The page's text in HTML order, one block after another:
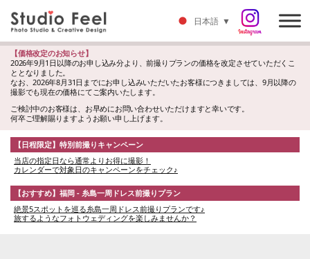
【価格改定のお知らせ】
2026年9月1日以降のお申し込み分より、前撮りプランの価格を改定させていただくこ
ととなりました。
なお、2026年8月31日までにお申し込みいただいたお客様につきましては、9月以降の
撮影でも現在の価格にてご案内いたします。
ご検討中のお客様は、お早めにお問い合わせいただけますと幸いです。
何卒ご理解賜りますようお願い申し上げます。
【日程限定】特別前撮りキャンペーン
当店の指定日なら通常よりお得に撮影！
カレンダーで対象日のキャンペーンをチェック♪
【おすすめ】福岡 - 糸島一周ドレス前撮りプラン
絶景5スポットを巡る糸島一周ドレス前撮りプランです♪
旅するようなフォトウェディングを楽しみませんか？
日本語 ▼